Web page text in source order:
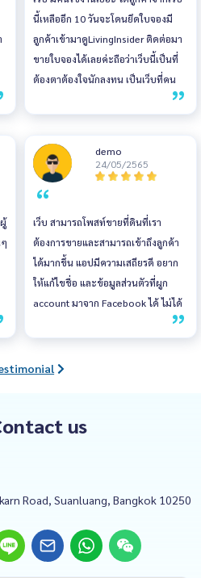
นี้เหลืออีก 10 วันจะโดนยึดใบจองมี
ลูกค้าเข้ามาดูLivingInsider ติดต่อมา
ขายใบจองได้เลยค่ะถือว่าเว็บนี้เป็นที่
ต้องตาต้องใจนักลงทุน เป็นเว็บที่คน
ติดตามมากที่สุดเลยค่ะ ส่วนแอป ช่วย
demo
24/05/2565
เว็บ สามารถโพสท์ขายที่ดินที่เรา
ต้องการขายและสามารถเข้าถึงลูกค้า
ได้มากขึ้น แอปมีความเสถียรดี อยาก
ให้แก้ไขชื่อ และข้อมูลส่วนตัวที่ผูก
account มาจาก Facebook ได้ ไม่ได้
us
Road, Suanluang, Bangkok 10250